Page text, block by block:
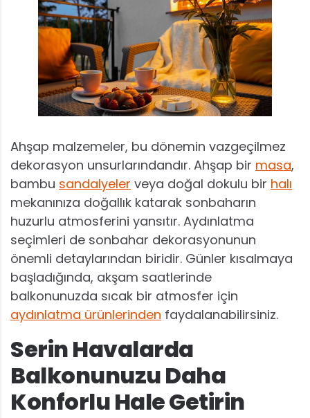
Ahşap malzemeler, bu dönemin vazgeçilmez
dekorasyon unsurlarındandır. Ahşap bir masa,
bambu sandalyeler veya doğal dokulu bir halı
mekanınıza doğallık katarak sonbaharın
huzurlu atmosferini yansıtır. Aydınlatma
seçimleri de sonbahar dekorasyonunun
önemli detaylarından biridir. Günler kısalmaya
başladığında, akşam saatlerinde
balkonunuzda sıcak bir atmosfer için
aydınlatma ürünlerinden faydalanabilirsiniz.
Serin Havalarda
Balkonunuzu Daha
Konforlu Hale Getirin